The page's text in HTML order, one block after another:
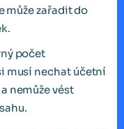
může zařadit do
počet
musí nechat účetní
nemůže vést